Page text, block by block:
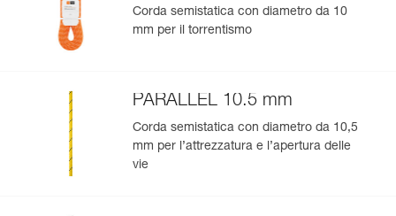
Corda semistatica con diametro da 10
mm per il torrentismo
PARALLEL 10.5 mm
Corda semistatica con diametro da 10,5
mm per l’attrezzatura e l’apertura delle
vie